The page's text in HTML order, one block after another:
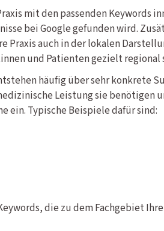
mit den passenden Keywords
bei Google gefunden wird.
Praxis auch in der lokalen
und Patienten gezielt regional
häufig über sehr konkrete
Leistung sie benötigen
ein. Typische Beispiele dafür sind:
die zu dem Fachgebiet